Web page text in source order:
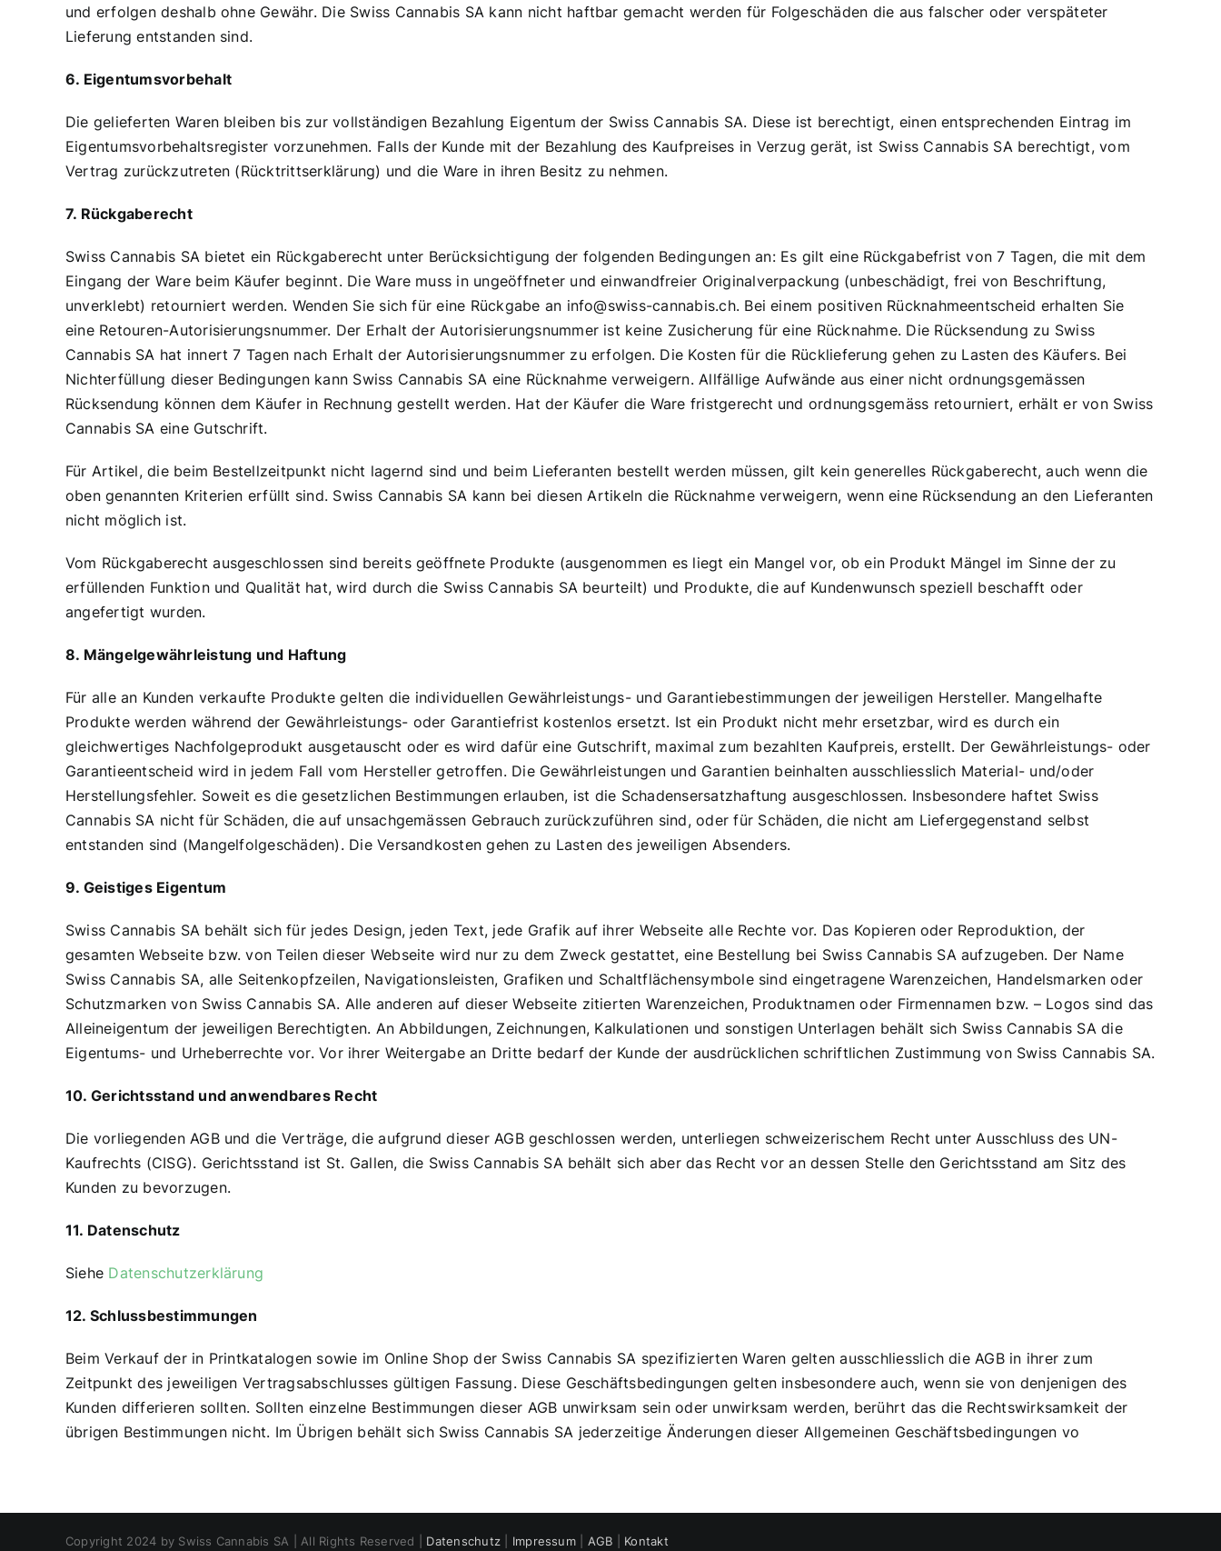
und erfolgen deshalb ohne Gewähr. Die Swiss Cannabis SA kann nicht haftbar gemacht werden für Folgeschäden die aus falscher oder verspäteter
Lieferung entstanden sind.
6. Eigentumsvorbehalt
Die gelieferten Waren bleiben bis zur vollständigen Bezahlung Eigentum der Swiss Cannabis SA. Diese ist berechtigt, einen entsprechenden Eintrag im
Eigentumsvorbehaltsregister vorzunehmen. Falls der Kunde mit der Bezahlung des Kaufpreises in Verzug gerät, ist Swiss Cannabis SA berechtigt, vom
Vertrag zurückzutreten (Rücktrittserklärung) und die Ware in ihren Besitz zu nehmen.
7. Rückgaberecht
Swiss Cannabis SA bietet ein Rückgaberecht unter Berücksichtigung der folgenden Bedingungen an: Es gilt eine Rückgabefrist von 7 Tagen, die mit dem
Eingang der Ware beim Käufer beginnt. Die Ware muss in ungeöffneter und einwandfreier Originalverpackung (unbeschädigt, frei von Beschriftung,
unverklebt) retourniert werden. Wenden Sie sich für eine Rückgabe an info@swiss-cannabis.ch. Bei einem positiven Rücknahmeentscheid erhalten Sie
eine Retouren-Autorisierungsnummer. Der Erhalt der Autorisierungsnummer ist keine Zusicherung für eine Rücknahme. Die Rücksendung zu Swiss
Cannabis SA hat innert 7 Tagen nach Erhalt der Autorisierungsnummer zu erfolgen. Die Kosten für die Rücklieferung gehen zu Lasten des Käufers. Bei
Nichterfüllung dieser Bedingungen kann Swiss Cannabis SA eine Rücknahme verweigern. Allfällige Aufwände aus einer nicht ordnungsgemässen
Rücksendung können dem Käufer in Rechnung gestellt werden. Hat der Käufer die Ware fristgerecht und ordnungsgemäss retourniert, erhält er von Swiss
Cannabis SA eine Gutschrift.
Für Artikel, die beim Bestellzeitpunkt nicht lagernd sind und beim Lieferanten bestellt werden müssen, gilt kein generelles Rückgaberecht, auch wenn die
oben genannten Kriterien erfüllt sind. Swiss Cannabis SA kann bei diesen Artikeln die Rücknahme verweigern, wenn eine Rücksendung an den Lieferanten
nicht möglich ist.
Vom Rückgaberecht ausgeschlossen sind bereits geöffnete Produkte (ausgenommen es liegt ein Mangel vor, ob ein Produkt Mängel im Sinne der zu
erfüllenden Funktion und Qualität hat, wird durch die Swiss Cannabis SA beurteilt) und Produkte, die auf Kundenwunsch speziell beschafft oder
angefertigt wurden.
8. Mängelgewährleistung und Haftung
Für alle an Kunden verkaufte Produkte gelten die individuellen Gewährleistungs- und Garantiebestimmungen der jeweiligen Hersteller. Mangelhafte
Produkte werden während der Gewährleistungs- oder Garantiefrist kostenlos ersetzt. Ist ein Produkt nicht mehr ersetzbar, wird es durch ein
gleichwertiges Nachfolgeprodukt ausgetauscht oder es wird dafür eine Gutschrift, maximal zum bezahlten Kaufpreis, erstellt. Der Gewährleistungs- oder
Garantieentscheid wird in jedem Fall vom Hersteller getroffen. Die Gewährleistungen und Garantien beinhalten ausschliesslich Material- und/oder
Herstellungsfehler. Soweit es die gesetzlichen Bestimmungen erlauben, ist die Schadensersatzhaftung ausgeschlossen. Insbesondere haftet Swiss
Cannabis SA nicht für Schäden, die auf unsachgemässen Gebrauch zurückzuführen sind, oder für Schäden, die nicht am Liefergegenstand selbst
entstanden sind (Mangelfolgeschäden). Die Versandkosten gehen zu Lasten des jeweiligen Absenders.
9. Geistiges Eigentum
Swiss Cannabis SA behält sich für jedes Design, jeden Text, jede Grafik auf ihrer Webseite alle Rechte vor. Das Kopieren oder Reproduktion, der
gesamten Webseite bzw. von Teilen dieser Webseite wird nur zu dem Zweck gestattet, eine Bestellung bei Swiss Cannabis SA aufzugeben. Der Name
Swiss Cannabis SA, alle Seitenkopfzeilen, Navigationsleisten, Grafiken und Schaltflächensymbole sind eingetragene Warenzeichen, Handelsmarken oder
Schutzmarken von Swiss Cannabis SA. Alle anderen auf dieser Webseite zitierten Warenzeichen, Produktnamen oder Firmennamen bzw. – Logos sind das
Alleineigentum der jeweiligen Berechtigten. An Abbildungen, Zeichnungen, Kalkulationen und sonstigen Unterlagen behält sich Swiss Cannabis SA die
Eigentums- und Urheberrechte vor. Vor ihrer Weitergabe an Dritte bedarf der Kunde der ausdrücklichen schriftlichen Zustimmung von Swiss Cannabis SA.
10. Gerichtsstand und anwendbares Recht
Die vorliegenden AGB und die Verträge, die aufgrund dieser AGB geschlossen werden, unterliegen schweizerischem Recht unter Ausschluss des UN-
Kaufrechts (CISG). Gerichtsstand ist St. Gallen, die Swiss Cannabis SA behält sich aber das Recht vor an dessen Stelle den Gerichtsstand am Sitz des
Kunden zu bevorzugen.
11. Datenschutz
Siehe Datenschutzerklärung
12. Schlussbestimmungen
Beim Verkauf der in Printkatalogen sowie im Online Shop der Swiss Cannabis SA spezifizierten Waren gelten ausschliesslich die AGB in ihrer zum
Zeitpunkt des jeweiligen Vertragsabschlusses gültigen Fassung. Diese Geschäftsbedingungen gelten insbesondere auch, wenn sie von denjenigen des
Kunden differieren sollten. Sollten einzelne Bestimmungen dieser AGB unwirksam sein oder unwirksam werden, berührt das die Rechtswirksamkeit der
übrigen Bestimmungen nicht. Im Übrigen behält sich Swiss Cannabis SA jederzeitige Änderungen dieser Allgemeinen Geschäftsbedingungen vo
Copyright 2024 by Swiss Cannabis SA | All Rights Reserved | Datenschutz Impressum| AGB Kontakt